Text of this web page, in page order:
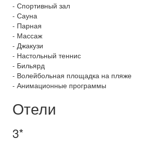
- Спортивный зал
- Сауна
- Парная
- Массаж
- Джакузи
- Настольный теннис
- Бильярд
- Волейбольная площадка на пляже
- Анимационные программы
Отели
3*